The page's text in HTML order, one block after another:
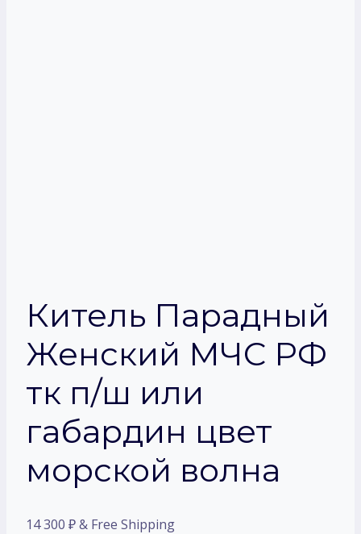
Китель Парадный
Женский МЧС РФ
тк п/ш или
габардин цвет
морской волна
14 300 ₽& Free Shipping